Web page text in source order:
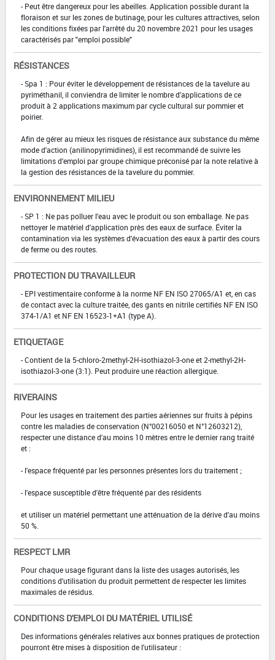
- Peut être dangereux pour les abeilles. Application possible durant la
floraison et sur les zones de butinage, pour les cultures attractives, selon
les conditions fixées par l'arrêté du 20 novembre 2021 pour les usages
caractérisés par "emploi possible"
RÉSISTANCES
- Spa 1 : Pour éviter le développement de résistances de la tavelure au
pyriméthanil, il conviendra de limiter le nombre d'applications de ce
produit à 2 applications maximum par cycle cultural sur pommier et
poirier.
Afin de gérer au mieux les risques de résistance aux substance du même
mode d'action (anilinopyrimidines), il est recommandé de suivre les
limitations d'emploi par groupe chimique préconisé par la note relative à
la gestion des résistances de la tavelure du pommier.
ENVIRONNEMENT MILIEU
- SP 1 : Ne pas polluer l'eau avec le produit ou son emballage. Ne pas
nettoyer le matériel d'application près des eaux de surface. Éviter la
contamination via les systèmes d'évacuation des eaux à partir des cours
de ferme ou des routes.
PROTECTION DU TRAVAILLEUR
- EPI vestimentaire conforme à la norme NF EN ISO 27065/A1 et, en cas
de contact avec la culture traitée, des gants en nitrile certifiés NF EN ISO
374-1/A1 et NF EN 16523-1+A1 (type A).
ETIQUETAGE
- Contient de la 5-chloro-2methyl-2H-isothiazol-3-one et 2-methyl-2H-
isothiazol-3-one (3:1). Peut produire une réaction allergique.
RIVERAINS
Pour les usages en traitement des parties aériennes sur fruits à pépins
contre les maladies de conservation (N°00216050 et N°12603212),
respecter une distance d'au moins 10 mètres entre le dernier rang traité
et :
- l'espace fréquenté par les personnes présentes lors du traitement ;
- l'espace susceptible d'être fréquenté par des résidents
et utiliser un matériel permettant une atténuation de la dérive d'au moins
50 %.
RESPECT LMR
Pour chaque usage figurant dans la liste des usages autorisés, les
conditions d'utilisation du produit permettent de respecter les limites
maximales de résidus.
CONDITIONS D'EMPLOI DU MATÉRIEL UTILISÉ
Des informations générales relatives aux bonnes pratiques de protection
pourront être mises à disposition de l'utilisateur :